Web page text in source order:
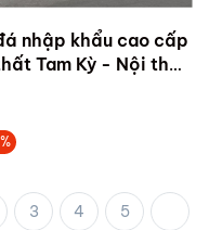
nhập khẩu cao cấp
Tam Kỳ - Nội thất
3 4 5